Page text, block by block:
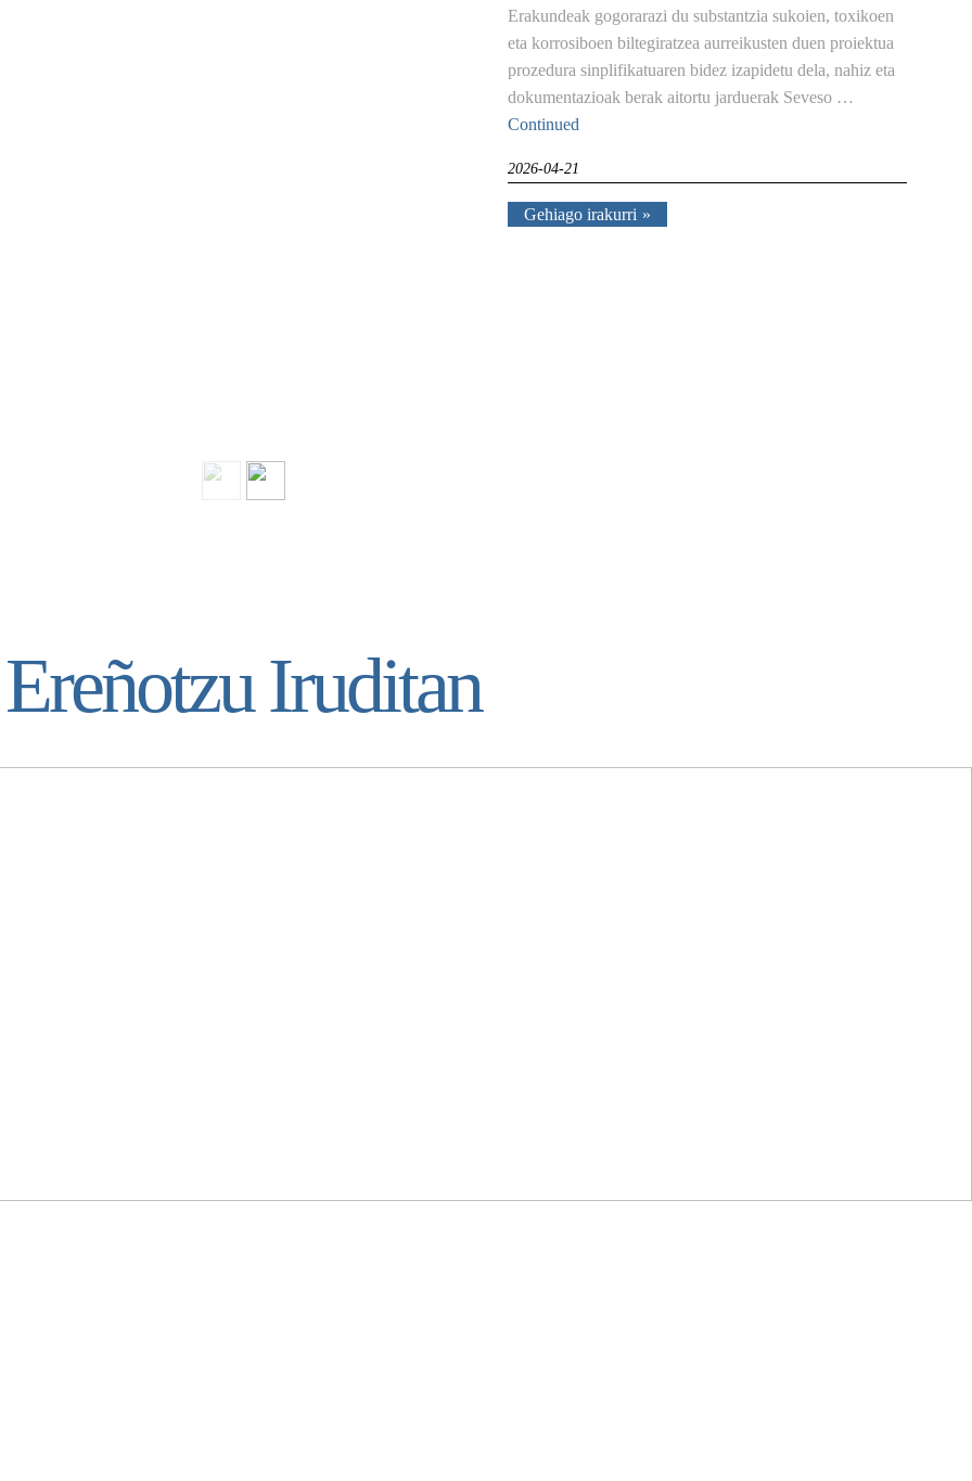
Erakundeak gogorarazi du substantzia sukoien, toxikoen
eta korrosiboen biltegiratzea aurreikusten duen proiektua
prozedura sinplifikatuaren bidez izapidetu dela, nahiz eta
dokumentazioak berak aitortu jarduerak Seveso …
Continued
2026-04-21
Gehiago irakurri
Ereñotzu Iruditan